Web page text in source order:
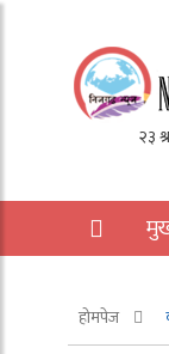
होमपेज